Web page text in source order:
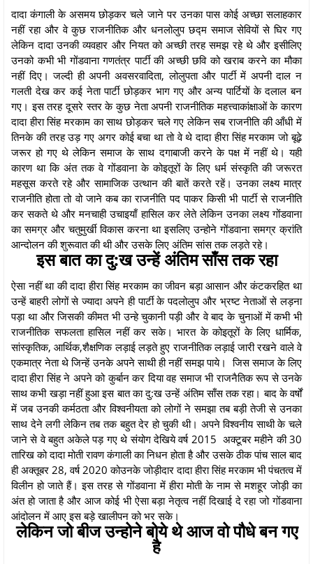
दादा कंगाली के असमय छोड़कर चले जाने पर उनका पास कोई अच्छा सलाहकार
नहीं रहा और वे कुछ राजनीतिक और धनलोलुप छद्म समाज सेवियों से घिर गए
लेकिन दादा उनकी व्यवहार और नियत को अच्छी तरह समझ रहे थे और इसीलिए
उनको कभी भी गोंडवाना गणतंत्र पार्टी की अच्छी छवि को खराब करने का मौका
नहीं दिए। जल्दी ही अपनी अवसरवादिता, लोलुपता और पार्टी में अपनी दाल न
गलती देख कर कई नेता पार्टी छोड़कर भाग गए और अन्य पार्टियों के दलाल बन
गए। इस तरह दूसरे स्तर के कुछ नेता अपनी राजनीतिक महत्त्वाकांक्षाओं के कारण
दादा हीरा सिंह मरकाम का साथ छोड़कर चले गए लेकिन सब राजनीति की आँधी में
तिनके की तरह उड़ गए अगर कोई बचा था तो वे थे दादा हीरा सिंह मरकाम जो बूढ़े
जरूर हो गए थे लेकिन समाज के साथ दगाबाजी करने के पक्ष में नहीं थे। यही
कारण था कि अंत तक वे गोंडवाना के कोइतूरों के लिए धर्म संस्कृति की जरूरत
महसूस करते रहे और सामाजिक उत्थान की बातें करते रहें। उनका लक्ष्य मात्र
राजनीति होता तो वो जाने कब का राजनीति पद पाकर किसी भी पार्टी से राजनीति
कर सकते थे और मनचाही उचाइयाँ हासिल कर लेते लेकिन उनका लक्ष्य गोंडवाना
का समग्र और चतुमुर्खी विकास करना था इसलिए उन्होने गोंडवाना समग्र क्रांति
आन्दोलन की शुरूवात की थी और उसके लिए अंतिम सांस तक लड़ते रहे।
इस बात का दु:ख उन्हें अंतिम साँस तक रहा
ऐसा नहीं था की दादा हीरा सिंह मरकाम का जीवन बड़ा आसान और कंटकरहित था
उन्हें बाहरी लोगों से ज्यादा अपने ही पार्टी के पदलोलुप और भ्रष्ट नेताओं से लड़ना
पड़ा था और जिसकी कीमत भी उन्हे चुकानी पड़ी और वे बाद के चुनाओं में कभी भी
राजनीतिक सफलता हासिल नहीं कर सके। भारत के कोइतूरों के लिए धार्मिक,
सांस्कृतिक, आर्थिक,शैक्षणिक लड़ाई लड़ते हुए राजनीतिक लड़ाई जारी रखने वाले वे
एकमात्र नेता थे जिन्हें उनके अपने साथी ही नहीं समझ पाये। जिस समाज के लिए
दादा हीरा सिंह ने अपने को कुर्बान कर दिया वह समाज भी राजनैतिक रूप से उनके
साथ कभी खड़ा नहीं हुआ इस बात का दु:ख उन्हें अंतिम साँस तक रहा। बाद के वर्षों
में जब उनकी कर्मठता और विश्वनीयता को लोगों ने समझा तब बड़ी तेजी से उनका
साथ देने लगी लेकिन तब तक बहुत देर हो चुकी थी। अपने विश्वनीय साथी के चले
जाने से वे बहुत अकेले पड़ गए थे संयोग देखिये वर्ष 2015 अक्टूबर महीने की 30
तारिख को दादा मोती रावण कंगाली का निधन होता है और उसके ठीक पांच साल बाद
ही अक्तूबर 28, वर्ष 2020 कोउनके जोड़ीदार दादा हीरा सिंह मरकाम भी पंचतत्व में
विलीन हो जाते हैं। इस तरह से गोंडवाना में हीरा मोती के नाम से मशहूर जोड़ी का
अंत हो जाता है और आज कोई भी ऐसा बड़ा नेतृत्व नहीं दिखाई दे रहा जो गोंडवाना
आंदोलन में आए इस बड़े खालीपन को भर सके।
लेकिन जो बीज उन्होने बोये थे आज वो पौधे बन गए
है